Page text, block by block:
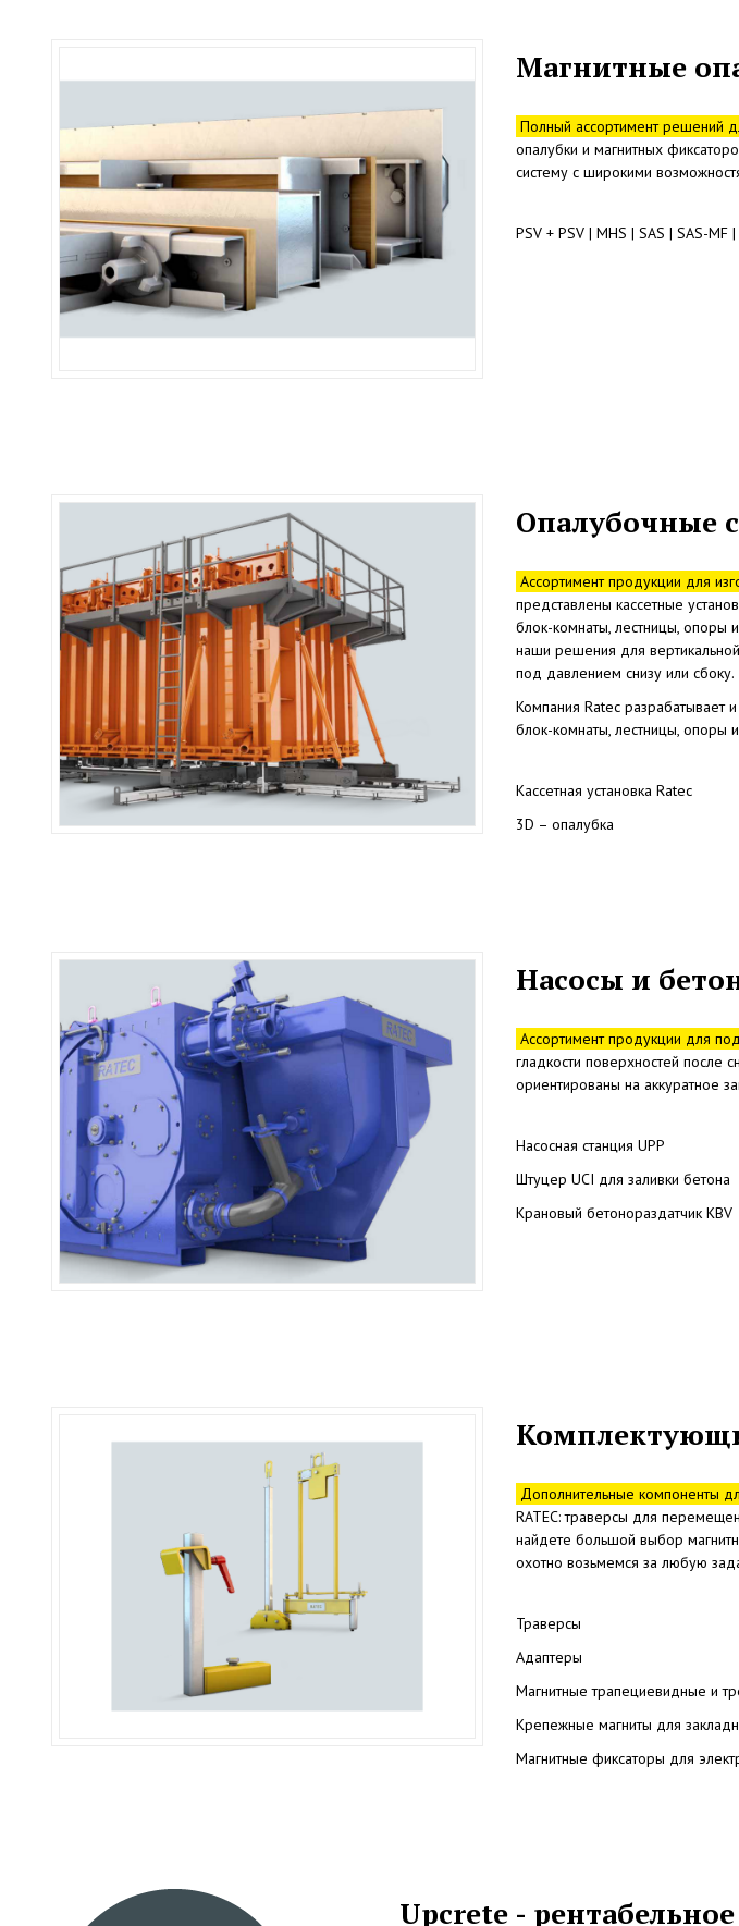
Магнитные
Полный ассортимент решений
опалубки и магнитных
систему с широкими
PSV + PSV | MHS | SAS | SAS-
Опалубочные
Ассортимент продукции для
представлены кассетные
блок-комнаты, лестницы, опоры
наши решения для
под давлением снизу или сбоку.
Компания Ratec разрабатывает
блок-комнаты, лестницы, опоры
Кассетная установка Ratec
3D – опалубка
Насосы и
Ассортимент продукции для
гладкости поверхностей после
ориентированы на аккуратное
Насосная станция UPP
Штуцер UCI для заливки бетона
Крановый бетонораздатчик KBV
Дополнительные компоненты
RATEC: траверсы для
найдете большой выбор
охотно возьмемся за любую
Траверсы
Адаптеры
Магнитные трапециевидные и
Крепежные магниты для
Магнитные фиксаторы для
Upcrete -